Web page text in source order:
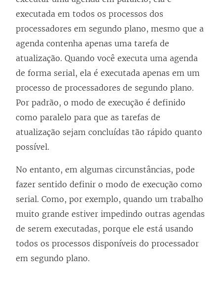
executada em todos os processos dos
processadores em segundo plano, mesmo que a
agenda contenha apenas uma tarefa de
atualização. Quando você executa uma agenda
de forma serial, ela é executada apenas em um
processo de processadores de segundo plano.
Por padrão, o modo de execução é definido
como paralelo para que as tarefas de
atualização sejam concluídas tão rápido quanto
possível.
No entanto, em algumas circunstâncias, pode
fazer sentido definir o modo de execução como
serial. Como, por exemplo, quando um trabalho
muito grande estiver impedindo outras agendas
de serem executadas, porque ele está usando
todos os processos disponíveis do processador
em segundo plano.